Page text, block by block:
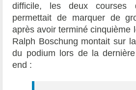
difficile, les deux courses
permettait de marquer de
après avoir terminé cinquième
Ralph Boschung montait sur
du podium lors de la
end :